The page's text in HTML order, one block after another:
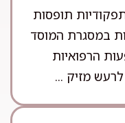
תופסות
במסגרת המוסד
הרפואיות
מזיק ...